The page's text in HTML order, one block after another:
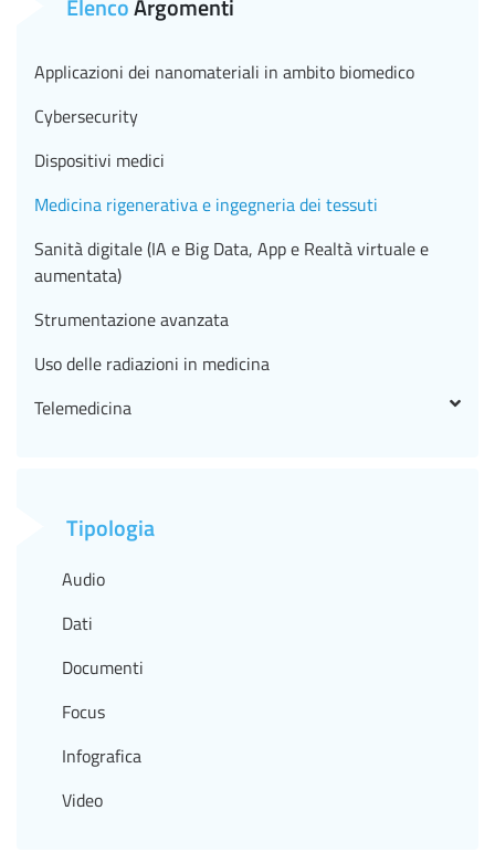
ElencoArgomenti
Applicazioni dei nanomateriali in ambito biomedico
Cybersecurity
Dispositivi medici
Medicina rigenerativa e ingegneria dei tessuti
Sanità digitale (IA e Big Data, App e Realtà virtuale e
aumentata)
Strumentazione avanzata
Uso delle radiazioni in medicina
Telemedicina
Tipologia
Audio
Dati
Documenti
Focus
Infografica
Video